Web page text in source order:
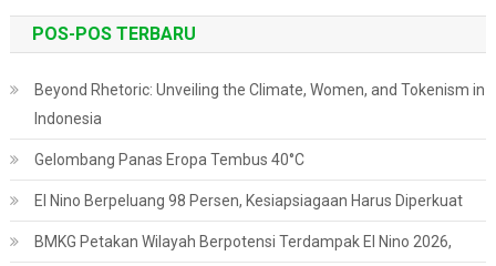
POS-POS TERBARU
Beyond Rhetoric: Unveiling the Climate, Women, and Tokenism in
Indonesia
Gelombang Panas Eropa Tembus 40°C
El Nino Berpeluang 98 Persen, Kesiapsiagaan Harus Diperkuat
BMKG Petakan Wilayah Berpotensi Terdampak El Nino 2026,